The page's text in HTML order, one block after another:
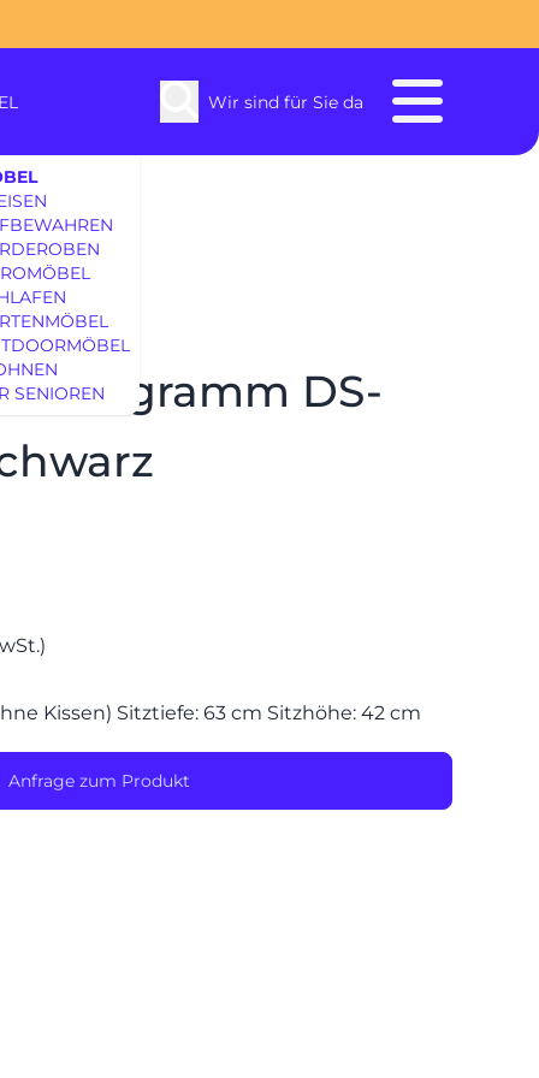
SENIOREN
Wir sind für Sie da
DS-
Kissen) Sitztiefe: 63 cm Sitzhöhe: 42 cm
Anfrage zum Produkt